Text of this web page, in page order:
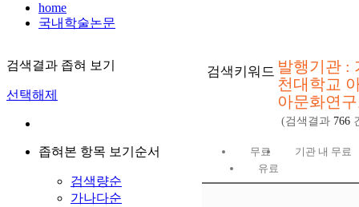
home
국내학술논문
검색결과 좁혀 보기
선택해제
좁혀본 항목 보기순서
검색량순
가나다순
검색키워드 발행기관 :
천대학교
아문화연
(검색결과 766
무료
기관 내 무료
유료